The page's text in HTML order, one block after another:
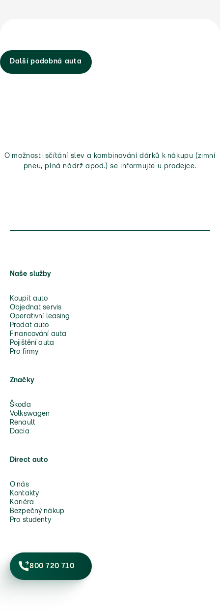
Další podobná auta
O možnosti sčítání slev a kombinování dárků k nákupu (zimní
pneu, plná nádrž apod.) se informujte u prodejce.
Naše služby
Koupit auto
Objednat servis
Operativní leasing
Prodat auto
Financování auta
Pojištění auta
Pro firmy
Značky
Škoda
Volkswagen
Renault
Dacia
Direct auto
O nás
Kontakty
Kariéra
Bezpečný nákup
Pro studenty
800 720 710